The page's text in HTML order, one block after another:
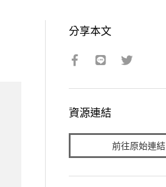
分享本文
資源連結
前往原始連結